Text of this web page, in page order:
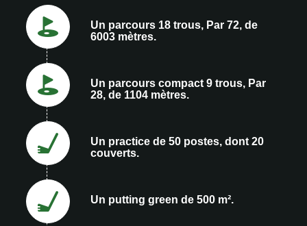
Un parcours 18 trous, Par 72, de
6003 mètres.
Un parcours compact 9 trous, Par
28, de 1104 mètres.
Un practice de 50 postes, dont 20
couverts.
Un putting green de 500 m².